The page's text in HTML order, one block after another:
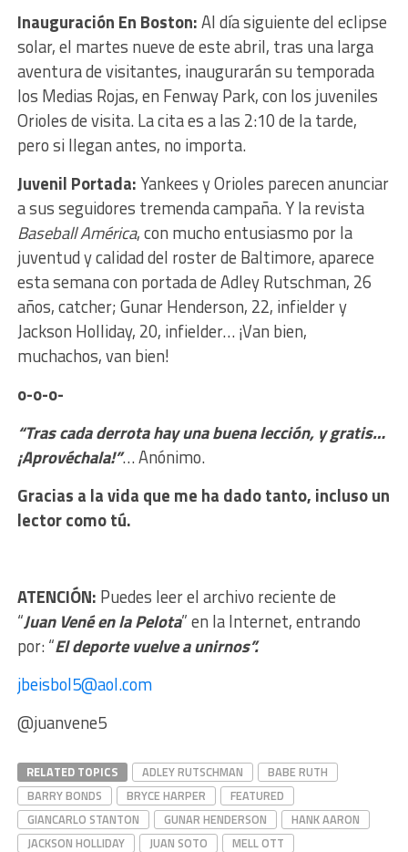
Inauguración En Boston:Al día siguiente del eclipse
solar, el martes nueve de este abril, tras una larga
aventura de visitantes, inaugurarán su temporada
los Medias Rojas, en Fenway Park, con los juveniles
Orioles de visita. La cita es a las 2:10 de la tarde,
pero si llegan antes, no importa.
Juvenil Portada:Yankees y Orioles parecen anunciar
a sus seguidores tremenda campaña. Y la revista
Baseball América, con mucho entusiasmo por la
juventud y calidad del roster de Baltimore, aparece
esta semana con portada de Adley Rutschman, 26
años, catcher; Gunar Henderson, 22, infielder y
Jackson Holliday, 20, infielder… ¡Van bien,
muchachos, van bien!
o-o-o-
“Tras cada derrota hay una buena lección, y gratis…
¡Aprovéchala!”… Anónimo.
Gracias a la vida que me ha dado tanto, incluso un
lector como tú.
ATENCIÓN: Puedes leer el archivo reciente de
“JuanVené en la Pelota” en la Internet, entrando
por: “El deporte vuelve a unirnos”.
jbeisbol5@aol.com
@juanvene5
RELATED TOPICS ADLEY RUTSCHMAN
BABE RUTH
BARRY BONDS
BRYCE HARPER
FEATURED
GIANCARLO STANTON
GUNAR HENDERSON
HANK AARON
JACKSON HOLLIDAY
JUAN SOTO MELL OTT